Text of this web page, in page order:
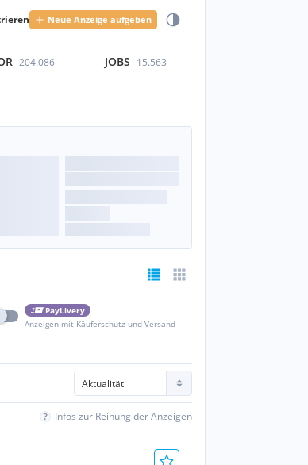
Neue Anzeige aufgeben
204.086 JOBS 15.563
PayLivery
Anzeigen mit Käuferschutz und Versand
Infos zur Reihung der Anzeigen